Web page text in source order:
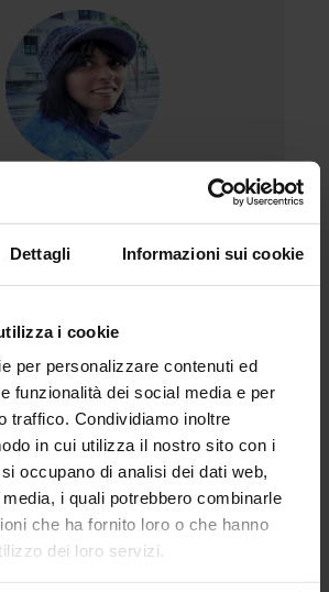
Dettagli Informazioni sui cookie
i cookie
per personalizzare contenuti ed
funzionalità dei social media e per
traffico. Condividiamo inoltre
in cui utilizza il nostro sito con i
occupano di analisi dei dati web,
i quali potrebbero combinarle
che ha fornito loro o che hanno
dei loro servizi.
Sofia Bajocco
Monica Ferrara